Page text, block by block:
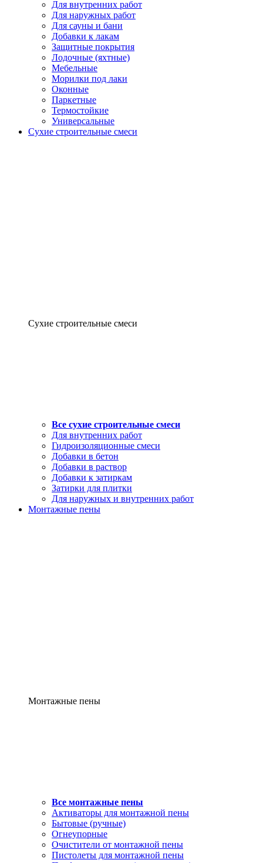
Для внутренних работ
Для наружных работ
Для сауны и бани
Добавки к лакам
Защитные покрытия
Лодочные (яхтные)
Мебельные
Морилки под лаки
Оконные
Паркетные
Термостойкие
Универсальные
Сухие строительные смеси
Сухие строительные смеси
Все сухие строительные смеси
Для внутренних работ
Гидроизоляционные смеси
Добавки в бетон
Добавки в раствор
Добавки к затиркам
Затирки для плитки
Для наружных и внутренних работ
Монтажные пены
Монтажные пены
Все монтажные пены
Активаторы для монтажной пены
Бытовые (ручные)
Огнеупорные
Очистители от монтажной пены
Пистолеты для монтажной пены